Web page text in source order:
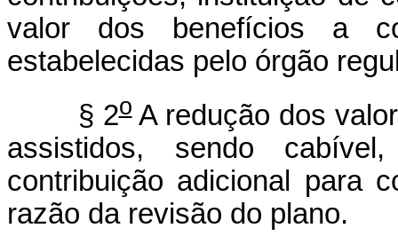
valor dos benefícios a
estabelecidas pelo órgão
§ 2oA redução dos
assistidos, sendo
contribuição adicional para
razão da revisão do plano.